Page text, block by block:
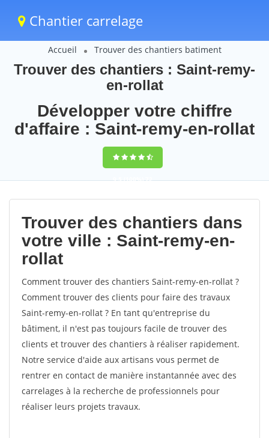
Chantier carrelage
Accueil Trouver des chantiers batiment
Trouver des chantiers : Saint-remy-
en-rollat
Développer votre chiffre
d'affaire : Saint-remy-en-rollat
9,5(100%)72
votes
Trouver des chantiers dans
votre ville : Saint-remy-en-
rollat
Comment trouver des chantiers Saint-remy-en-rollat ?
Comment trouver des clients pour faire des travaux
Saint-remy-en-rollat ? En tant qu'entreprise du
bâtiment, il n'est pas toujours facile de trouver des
clients et trouver des chantiers à réaliser rapidement.
Notre service d'aide aux artisans vous permet de
rentrer en contact de manière instantannée avec des
carrelages à la recherche de professionnels pour
réaliser leurs projets travaux.